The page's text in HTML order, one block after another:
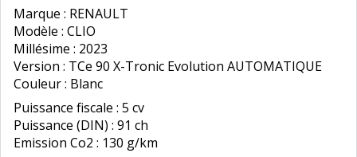
Marque : RENAULT
Modèle : CLIO
Millésime : 2023
Version : TCe 90 X-Tronic Evolution AUTOMATIQUE
Couleur : Blanc
Puissance fiscale : 5 cv
Puissance (DIN) : 91 ch
Emission Co2 : 130 g/km